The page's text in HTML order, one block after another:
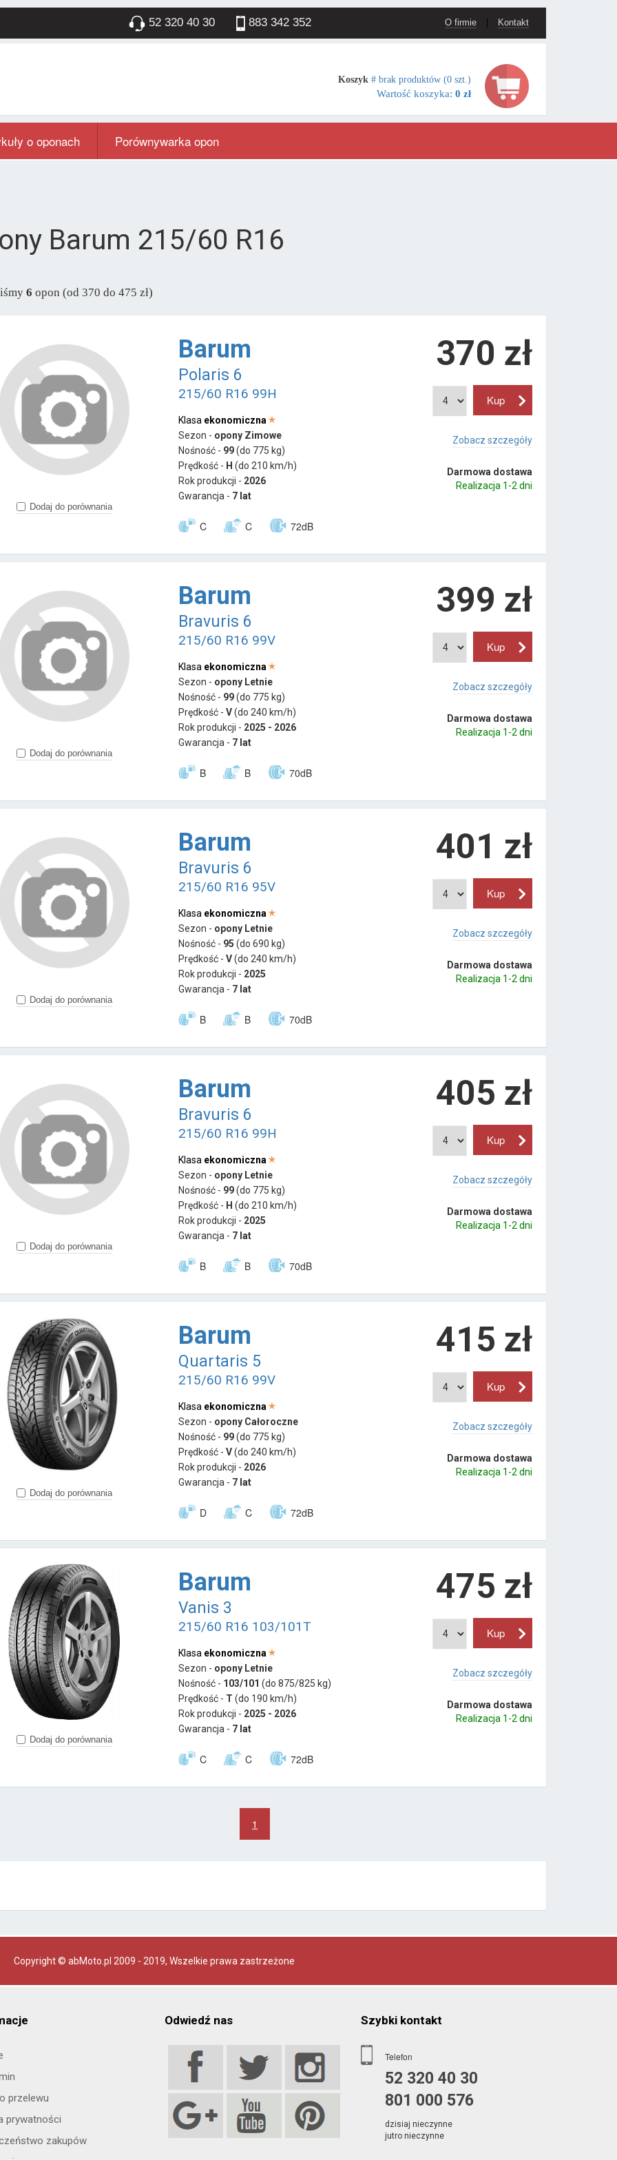
52 320 40 30 883 342 352 O firmie Kontakt
Koszyk # brak produktów (0 szt.)
Wartość koszyka: 0 zł
o oponach Porównywarka opon
Barum 215/60 R16
6 opon (od 370 do 475 zł)
Dodaj do porównania
Barum
Polaris 6
215/60 R16 99H
Klasa ekonomiczna
Sezon - opony Zimowe
Nośność - 99 (do 775 kg)
Prędkość - H (do 210 km/h)
Rok produkcji - 2026
Gwarancja - 7 lat
C C 72dB
370 zł
Zobacz szczegóły
Darmowa dostawa
Realizacja 1-2 dni
Dodaj do porównania
Barum
Bravuris 6
215/60 R16 99V
Klasa ekonomiczna
Sezon - opony Letnie
Nośność - 99 (do 775 kg)
Prędkość -V (do 240 km/h)
Rok produkcji - 2025 - 2026
Gwarancja - 7 lat
B B 70dB
399 zł
Zobacz szczegóły
Darmowa dostawa
Realizacja 1-2 dni
Dodaj do porównania
Barum
Bravuris 6
215/60 R16 95V
Klasa ekonomiczna
Sezon - opony Letnie
Nośność - 95 (do 690 kg)
Prędkość -V (do 240 km/h)
Rok produkcji - 2025
Gwarancja - 7 lat
B B 70dB
401 zł
Zobacz szczegóły
Darmowa dostawa
Realizacja 1-2 dni
Dodaj do porównania
Barum
Bravuris 6
215/60 R16 99H
Klasa ekonomiczna
Sezon - opony Letnie
Nośność - 99 (do 775 kg)
Prędkość - H (do 210 km/h)
Rok produkcji - 2025
Gwarancja - 7 lat
B B 70dB
405 zł
Zobacz szczegóły
Darmowa dostawa
Realizacja 1-2 dni
Dodaj do porównania
Barum
Quartaris 5
215/60 R16 99V
Klasa ekonomiczna
Sezon - opony Całoroczne
Nośność - 99 (do 775 kg)
Prędkość -V (do 240 km/h)
Rok produkcji - 2026
Gwarancja - 7 lat
D C 72dB
415 zł
Zobacz szczegóły
Darmowa dostawa
Realizacja 1-2 dni
Dodaj do porównania
Barum
Vanis 3
215/60 R16 103/101T
Klasa ekonomiczna
Sezon - opony Letnie
Nośność - 103/101 (do 875/825 kg)
Prędkość - T (do 190 km/h)
Rok produkcji - 2025 - 2026
Gwarancja - 7 lat
C C 72dB
475 zł
Zobacz szczegóły
Darmowa dostawa
Realizacja 1-2 dni
1
Copyright © abMoto.pl 2009 - 2019, Wszelkie prawa zastrzeżone
przelewu
prywatności
zakupów
Odwiedź nas Szybki kontakt
Telefon
52 320 40 30
801 000 576
dzisiaj nieczynne
jutro nieczynne